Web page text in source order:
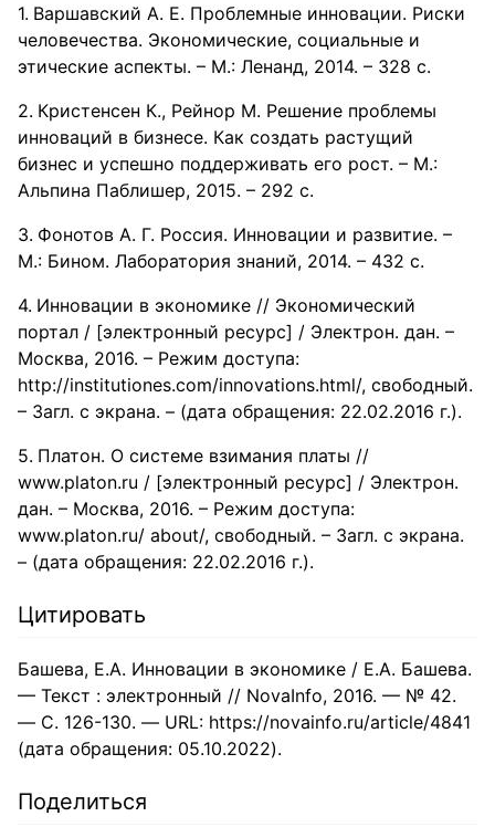
Варшавский А. Е. Проблемные инновации. Риски
человечества. Экономические, социальные и
этические аспекты. – М.: Ленанд, 2014. – 328 с.
Кристенсен К., Рейнор М. Решение проблемы
инноваций в бизнесе. Как создать растущий
бизнес и успешно поддерживать его рост. – М.:
Альпина Паблишер, 2015. – 292 с.
Фонотов А. Г. Россия. Инновации и развитие. –
М.: Бином. Лаборатория знаний, 2014. – 432 с.
Инновации в экономике // Экономический
портал / [электронный ресурс] / Электрон. дан. –
Москва, 2016. – Режим доступа:
http://institutiones.com/innovations.html/, свободный.
– Загл. с экрана. – (дата обращения: 22.02.2016 г.).
Платон. О системе взимания платы //
www.platon.ru / [электронный ресурс] / Электрон.
дан. – Москва, 2016. – Режим доступа:
www.platon.ru/ about/, свободный. – Загл. с экрана.
– (дата обращения: 22.02.2016 г.).
Цитировать
Башева, Е.А. Инновации в экономике / Е.А. Башева.
— Текст : электронный // NovaInfo, 2016. — № 42.
— С. 126-130. — URL: https://novainfo.ru/article/4841
(дата обращения: 05.10.2022).
Поделиться